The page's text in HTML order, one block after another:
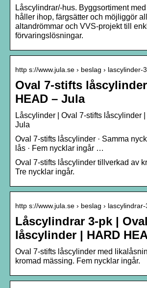
Låscylindrar/-hus. Byggsortiment
håller ihop, färgsätter och möjliggör
altandrömmar och VVS-projekt till
förvaringslösningar.
http s://www.jula.se › beslag › lascylinder-
Oval 7-stifts
HEAD – Jula
Låscylinder | Oval 7-stifts låscylinder |
Jula
Oval 7-stifts låscylinder · Samma
lås · Fem nycklar ingår …
Oval 7-stifts låscylinder tillverkad av
Tre nycklar ingår.
http s://www.jula.se › beslag ›
Låscylindrar 3-pk |
låscylinder | HARD
Oval 7-stifts låscylinder med
kromad mässing. Fem nycklar ingår.